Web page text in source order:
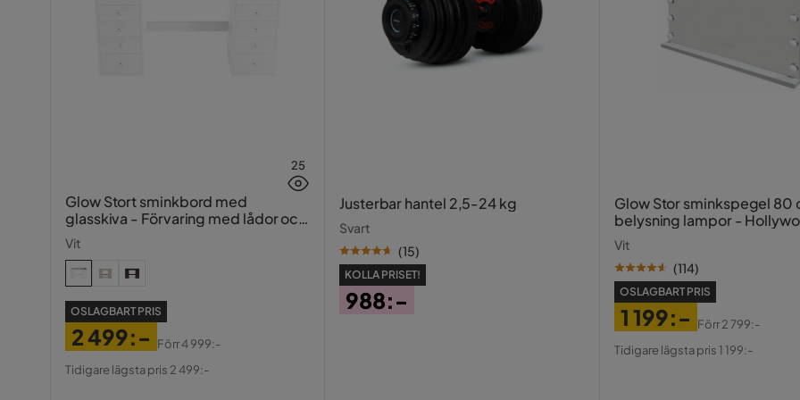
25
Glow Stort sminkbord med
glasskiva - Förvaring med lådor och
Vit
OSLAGBART PRIS
Pris
2 499:-
Original
Förr4 999:-
Tidigare lägsta pris 2 499:-
Justerbar hantel 2,5-24 kg
Svart
(15)
KOLLA PRISET!
988:-
Glow Stor sminkspegel 80
belysning lampor -
spegel med USB-charging
Vit
(114)
OSLAGBART PRIS
Pris
1 199:-
Original
Förr2 799:-
Tidigare lägsta pris 1 199:-